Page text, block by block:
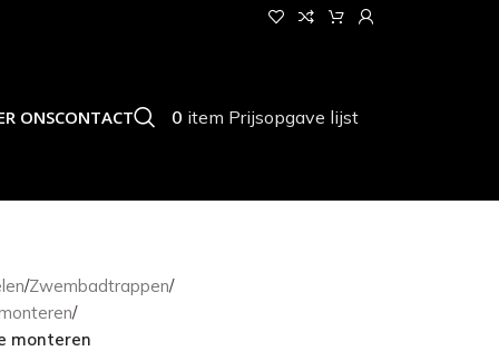
ONSCONTACT 0 item Prijsopgave lijst
/Zwembadtrappen/
/
monteren